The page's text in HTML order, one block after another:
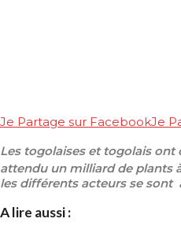
Je Partage sur FacebookJe
Les togolaises et togolais ont
attendu un milliard de plants
les différents acteurs se sont
A lire aussi :